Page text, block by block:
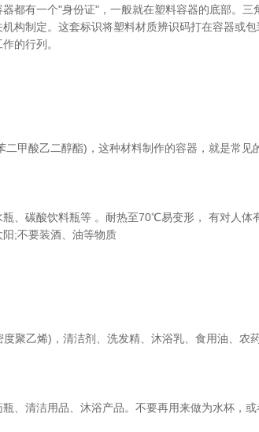
都有一个"身份证"，一般就在塑料容器的底部。
机构制定。这套标识将塑料材质辨识码打在容器或
的行列。
二甲酸乙二醇酯)，这种材料制作的容器，就是常见
瓶、碳酸饮料瓶等 。耐热至70℃易变形， 有对人
阳;不要装酒、油等物质
度聚乙烯)，清洁剂、洗发精、沐浴乳、食用油、农
、清洁用品、沐浴产品。不要再用来做为水杯，